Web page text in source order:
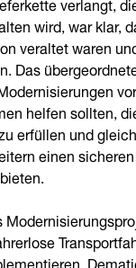
wird, war klar,
veraltet waren
Das
helfen sollten,
erfüllen und
einen